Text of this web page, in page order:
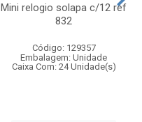
Mini relogio solapa c/12 ref
832
Código: 129357
Embalagem: Unidade
Caixa Com: 24 Unidade(s)